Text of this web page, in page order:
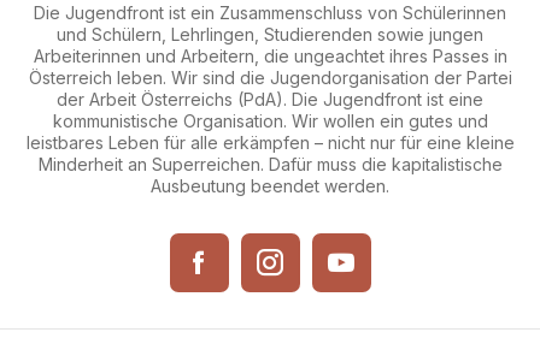
Die Jugendfront ist ein Zusammenschluss von Schülerinnen
und Schülern, Lehrlingen, Studierenden sowie jungen
Arbeiterinnen und Arbeitern, die ungeachtet ihres Passes in
Österreich leben. Wir sind die Jugendorganisation der Partei
der Arbeit Österreichs (PdA). Die Jugendfront ist eine
kommunistische Organisation. Wir wollen ein gutes und
leistbares Leben für alle erkämpfen – nicht nur für eine kleine
Minderheit an Superreichen. Dafür muss die kapitalistische
Ausbeutung beendet werden.